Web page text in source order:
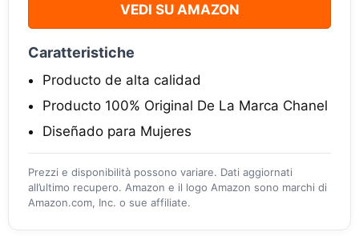
VEDI SU AMAZON
Caratteristiche
Producto de alta calidad
Producto 100% Original De La Marca Chanel
Diseñado para Mujeres
Prezzi e disponibilità possono variare. Dati aggiornati
all’ultimo recupero. Amazon e il logo Amazon sono marchi di
Amazon.com, Inc. o sue affiliate.